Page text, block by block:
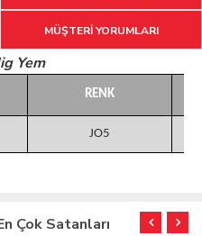
MÜŞTERİ YORUMLARI
Yem
RENK
JO5
Çok Satanları